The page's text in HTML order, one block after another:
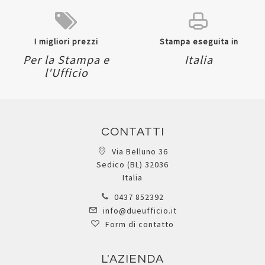
I migliori prezzi
Per la Stampa e
l'Ufficio
Stampa eseguita in
Italia
CONTATTI
Via Belluno 36
Sedico (BL) 32036
Italia
0437 852392
info@dueufficio.it
Form di contatto
L'AZIENDA